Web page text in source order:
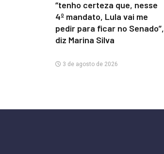
“tenho certeza que, nesse
4º mandato, Lula vai me
pedir para ficar no Senado”,
diz Marina Silva
3 de agosto de 2026